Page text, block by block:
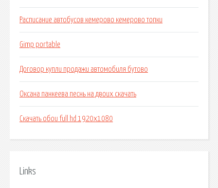
Расписание автобусов кемерово кемерово топки
Gimp portable
Договор купли продажи автомобиля бутово
Оксана панкеева песнь на двоих скачать
Скачать обои full hd 1920х1080
Links